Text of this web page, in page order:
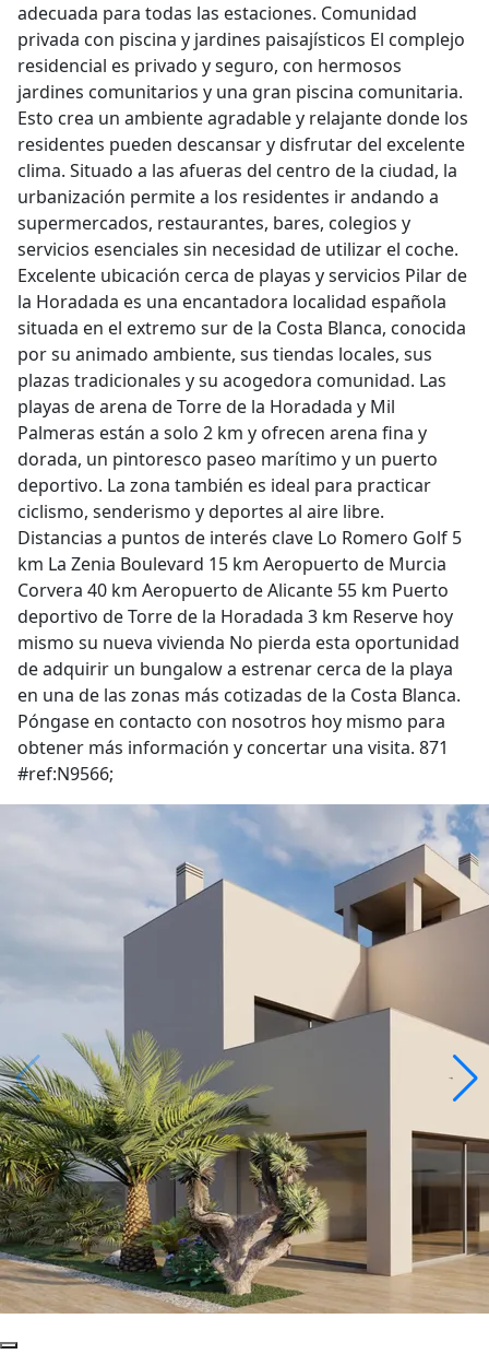
adecuada para todas las estaciones. Comunidad
privada con piscina y jardines paisajísticos El complejo
residencial es privado y seguro, con hermosos
jardines comunitarios y una gran piscina comunitaria.
Esto crea un ambiente agradable y relajante donde los
residentes pueden descansar y disfrutar del excelente
clima. Situado a las afueras del centro de la ciudad, la
urbanización permite a los residentes ir andando a
supermercados, restaurantes, bares, colegios y
servicios esenciales sin necesidad de utilizar el coche.
Excelente ubicación cerca de playas y servicios Pilar de
la Horadada es una encantadora localidad española
situada en el extremo sur de la Costa Blanca, conocida
por su animado ambiente, sus tiendas locales, sus
plazas tradicionales y su acogedora comunidad. Las
playas de arena de Torre de la Horadada y Mil
Palmeras están a solo 2 km y ofrecen arena fina y
dorada, un pintoresco paseo marítimo y un puerto
deportivo. La zona también es ideal para practicar
ciclismo, senderismo y deportes al aire libre.
Distancias a puntos de interés clave Lo Romero Golf 5
km La Zenia Boulevard 15 km Aeropuerto de Murcia
Corvera 40 km Aeropuerto de Alicante 55 km Puerto
deportivo de Torre de la Horadada 3 km Reserve hoy
mismo su nueva vivienda No pierda esta oportunidad
de adquirir un bungalow a estrenar cerca de la playa
en una de las zonas más cotizadas de la Costa Blanca.
Póngase en contacto con nosotros hoy mismo para
obtener más información y concertar una visita. 871
#ref:N9566;